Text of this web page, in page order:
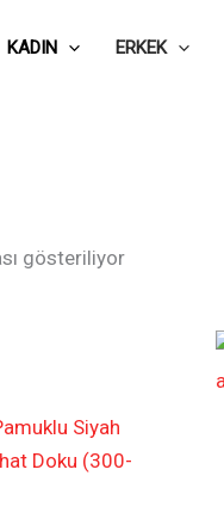
KADIN ERKEK
gösteriliyor
Siyah
Doku (300-